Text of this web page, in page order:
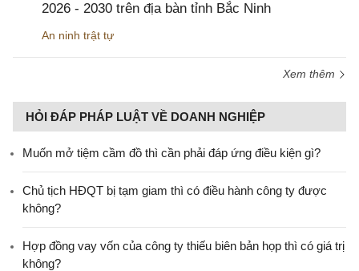
2026 - 2030 trên địa bàn tỉnh Bắc Ninh
An ninh trật tự
Xem thêm
HỎI ĐÁP PHÁP LUẬT VỀ DOANH NGHIỆP
Muốn mở tiệm cầm đồ thì cần phải đáp ứng điều kiện gì?
Chủ tịch HĐQT bị tạm giam thì có điều hành công ty được
không?
Hợp đồng vay vốn của công ty thiếu biên bản họp thì có giá trị
không?